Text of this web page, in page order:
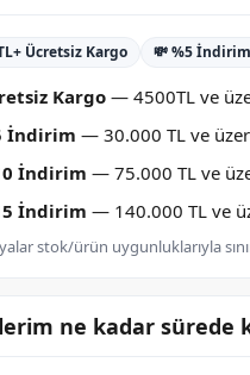
Ücretsiz Kargo 💸 %5 İndirim
Kargo — 4500TL ve
İndirim — 30.000 TL ve
İndirim — 75.000 TL ve
İndirim — 140.000 TL ve
stok/ürün uygunluklarıyla
ne kadar sürede